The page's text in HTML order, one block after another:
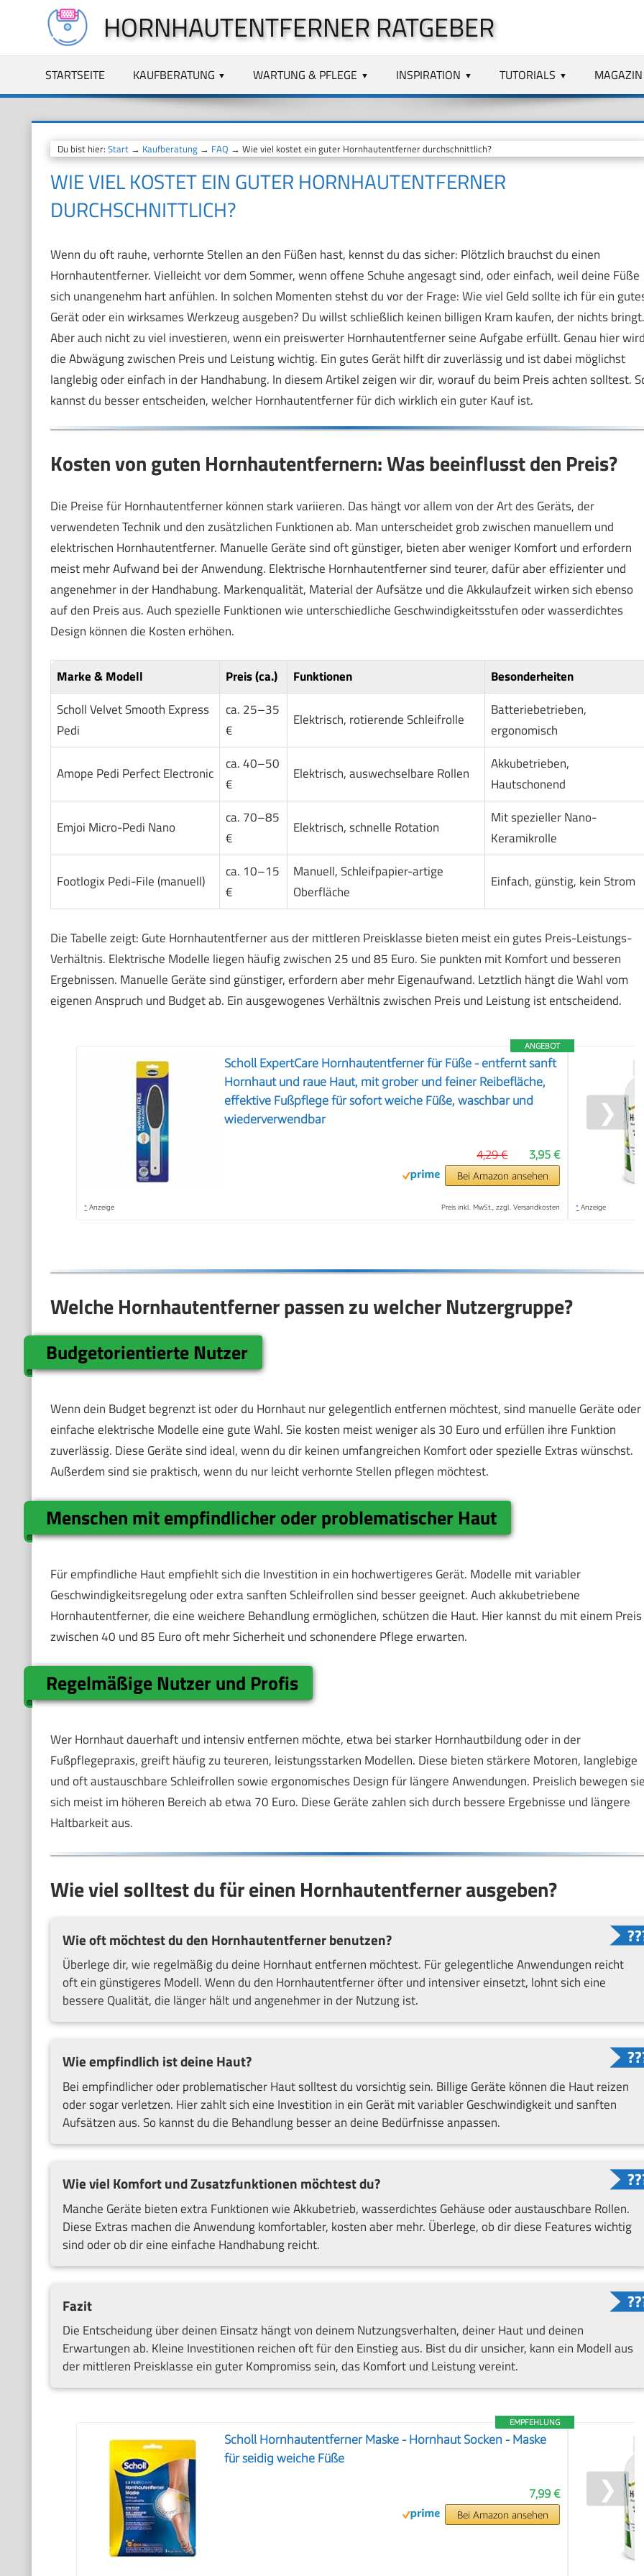
springen
HORNHAUTENTFERNER RATGEBER
STARTSEITE KAUFBERATUNG WARTUNG & PFLEGE INSPIRATION TUTORIALS MAGAZIN
Du bist hier: Start→ Kaufberatung→ FAQ → Wie viel kostet ein guter Hornhautentferner durchschnittlich?
WIE VIEL KOSTET EIN GUTER HORNHAUTENTFERNER
DURCHSCHNITTLICH?
Wenn du oft rauhe, verhornte Stellen an den Füßen hast, kennst du das sicher: Plötzlich brauchst du einen
Hornhautentferner. Vielleicht vor dem Sommer, wenn offene Schuhe angesagt sind, oder einfach, weil deine Füße
sich unangenehm hart anfühlen. In solchen Momenten stehst du vor der Frage: Wie viel Geld sollte ich für ein
Gerät oder ein wirksames Werkzeug ausgeben? Du willst schließlich keinen billigen Kram kaufen, der nichts bringt.
Aber auch nicht zu viel investieren, wenn ein preiswerter Hornhautentferner seine Aufgabe erfüllt. Genau hier
die Abwägung zwischen Preis und Leistung wichtig. Ein gutes Gerät hilft dir zuverlässig und ist dabei möglichst
langlebig oder einfach in der Handhabung. In diesem Artikel zeigen wir dir, worauf du beim Preis achten solltest.
kannst du besser entscheiden, welcher Hornhautentferner für dich wirklich ein guter Kauf ist.
Kosten von guten Hornhautentfernern: Was beeinflusst den Preis?
Die Preise für Hornhautentferner können stark variieren. Das hängt vor allem von der Art des Geräts, der
verwendeten Technik und den zusätzlichen Funktionen ab. Man unterscheidet grob zwischen manuellem und
elektrischen Hornhautentferner. Manuelle Geräte sind oft günstiger, bieten aber weniger Komfort und erfordern
meist mehr Aufwand bei der Anwendung. Elektrische Hornhautentferner sind teurer, dafür aber effizienter und
angenehmer in der Handhabung. Markenqualität, Material der Aufsätze und die Akkulaufzeit wirken sich ebenso
auf den Preis aus. Auch spezielle Funktionen wie unterschiedliche Geschwindigkeitsstufen oder wasserdichtes
Design können die Kosten erhöhen.
Marke & Modell Preis (ca.) Funktionen
Besonderheiten
Scholl Velvet Smooth Express
Pedi
ca. 25–35
€
Elektrisch, rotierende Schleifrolle
Batteriebetrieben,
ergonomisch
Amope Pedi Perfect Electronic
ca. 40–50
€
Elektrisch, auswechselbare Rollen
Akkubetrieben,
Hautschonend
Emjoi Micro-Pedi Nano
ca. 70–85
€
Elektrisch, schnelle Rotation
Mit spezieller Nano-
Keramikrolle
Footlogix Pedi-File (manuell)
ca. 10–15
€
Manuell, Schleifpapier-artige
Oberfläche
Einfach, günstig, kein Strom
Die Tabelle zeigt: Gute Hornhautentferner aus der mittleren Preisklasse bieten meist ein gutes Preis-Leistungs-
Verhältnis. Elektrische Modelle liegen häufig zwischen 25 und 85 Euro. Sie punkten mit Komfort und besseren
Ergebnissen. Manuelle Geräte sind günstiger, erfordern aber mehr Eigenaufwand. Letztlich hängt die Wahl vom
eigenen Anspruch und Budget ab. Ein ausgewogenes Verhältnis zwischen Preis und Leistung ist entscheidend.
ANGEBOT
Scholl ExpertCare Hornhautentferner für Füße - entfernt sanft
Hornhaut und raue Haut, mit grober und feiner Reibefläche,
effektive Fußpflege für sofort weiche Füße, waschbar und
wiederverwendbar
3,95 €
4,29 €
Bei Amazon ansehen
* Anzeige Preis inkl. MwSt., zzgl. Versandkosten * Anzeige
❯
Welche Hornhautentferner passen zu welcher Nutzergruppe?
Budgetorientierte Nutzer
Wenn dein Budget begrenzt ist oder du Hornhaut nur gelegentlich entfernen möchtest, sind manuelle Geräte oder
einfache elektrische Modelle eine gute Wahl. Sie kosten meist weniger als 30 Euro und erfüllen ihre Funktion
zuverlässig. Diese Geräte sind ideal, wenn du dir keinen umfangreichen Komfort oder spezielle Extras wünschst.
Außerdem sind sie praktisch, wenn du nur leicht verhornte Stellen pflegen möchtest.
Menschen mit empfindlicher oder problematischer Haut
Für empfindliche Haut empfiehlt sich die Investition in ein hochwertigeres Gerät. Modelle mit variabler
Geschwindigkeitsregelung oder extra sanften Schleifrollen sind besser geeignet. Auch akkubetriebene
Hornhautentferner, die eine weichere Behandlung ermöglichen, schützen die Haut. Hier kannst du mit einem Preis
zwischen 40 und 85 Euro oft mehr Sicherheit und schonendere Pflege erwarten.
Regelmäßige Nutzer und Profis
Wer Hornhaut dauerhaft und intensiv entfernen möchte, etwa bei starker Hornhautbildung oder in der
Fußpflegepraxis, greift häufig zu teureren, leistungsstarken Modellen. Diese bieten stärkere Motoren, langlebige
und oft austauschbare Schleifrollen sowie ergonomisches Design für längere Anwendungen. Preislich bewegen
sich meist im höheren Bereich ab etwa 70 Euro. Diese Geräte zahlen sich durch bessere Ergebnisse und längere
Haltbarkeit aus.
Wie viel solltest du für einen Hornhautentferner ausgeben?
Wie oft möchtest du den Hornhautentferner benutzen?
Überlege dir, wie regelmäßig du deine Hornhaut entfernen möchtest. Für gelegentliche Anwendungen reicht
oft ein günstigeres Modell. Wenn du den Hornhautentferner öfter und intensiver einsetzt, lohnt sich eine
bessere Qualität, die länger hält und angenehmer in der Nutzung ist.
Wie empfindlich ist deine Haut?
Bei empfindlicher oder problematischer Haut solltest du vorsichtig sein. Billige Geräte können die Haut reizen
oder sogar verletzen. Hier zahlt sich eine Investition in ein Gerät mit variabler Geschwindigkeit und sanften
Aufsätzen aus. So kannst du die Behandlung besser an deine Bedürfnisse anpassen.
Wie viel Komfort und Zusatzfunktionen möchtest du?
Manche Geräte bieten extra Funktionen wie Akkubetrieb, wasserdichtes Gehäuse oder austauschbare Rollen.
Diese Extras machen die Anwendung komfortabler, kosten aber mehr. Überlege, ob dir diese Features wichtig
sind oder ob dir eine einfache Handhabung reicht.
Fazit
Die Entscheidung über deinen Einsatz hängt von deinem Nutzungsverhalten, deiner Haut und deinen
Erwartungen ab. Kleine Investitionen reichen oft für den Einstieg aus. Bist du dir unsicher, kann ein Modell aus
der mittleren Preisklasse ein guter Kompromiss sein, das Komfort und Leistung vereint.
EMPFEHLUNG
Scholl Hornhautentferner Maske - Hornhaut Socken - Maske
für seidig weiche Füße
7,99 €
Bei Amazon ansehen
❯